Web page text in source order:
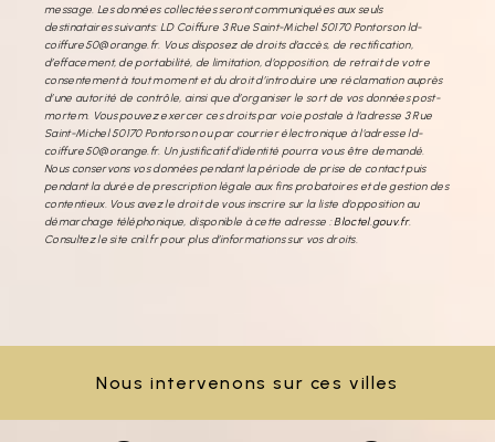
message. Les données collectées seront communiquées aux seuls
destinataires suivants: LD Coiffure 3 Rue Saint-Michel 50170 Pontorson ld-
coiffure50@orange.fr. Vous disposez de droits d’accès, de rectification,
d’effacement, de portabilité, de limitation, d’opposition, de retrait de votre
consentement à tout moment et du droit d’introduire une réclamation auprès
d’une autorité de contrôle, ainsi que d’organiser le sort de vos données post-
mortem. Vous pouvez exercer ces droits par voie postale à l'adresse 3 Rue
Saint-Michel 50170 Pontorson ou par courrier électronique à l'adresse ld-
coiffure50@orange.fr. Un justificatif d'identité pourra vous être demandé.
Nous conservons vos données pendant la période de prise de contact puis
pendant la durée de prescription légale aux fins probatoires et de gestion des
contentieux. Vous avez le droit de vous inscrire sur la liste d'opposition au
démarchage téléphonique, disponible à cette adresse :Bloctel.gouv.fr.
Consultez le site cnil.fr pour plus d’informations sur vos droits.
Nous intervenons sur ces villes